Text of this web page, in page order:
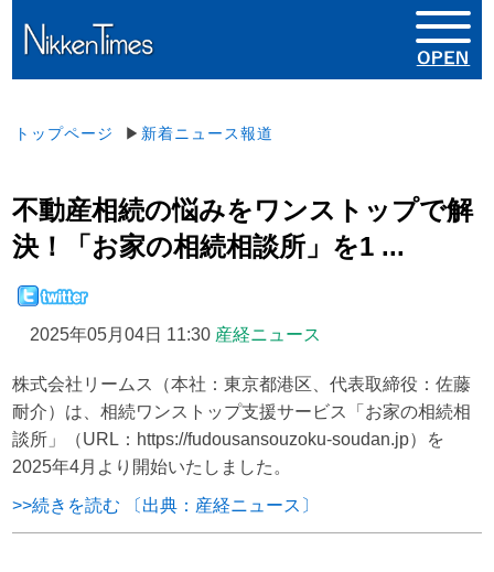
トップページ ▶ 新着ニュース報道
不動産相続の悩みをワンストップで解
決！「お家の相続相談所」を1 ...
2025年05月04日 11:30 産経ニュース
株式会社リームス（本社：東京都港区、代表取締役：佐藤
耐介）は、相続ワンストップ支援サービス「お家の相続相
談所」（URL：https://fudousansouzoku-soudan.jp）を
2025年4月より開始いたしました。
>>続きを読む 〔出典：産経ニュース〕